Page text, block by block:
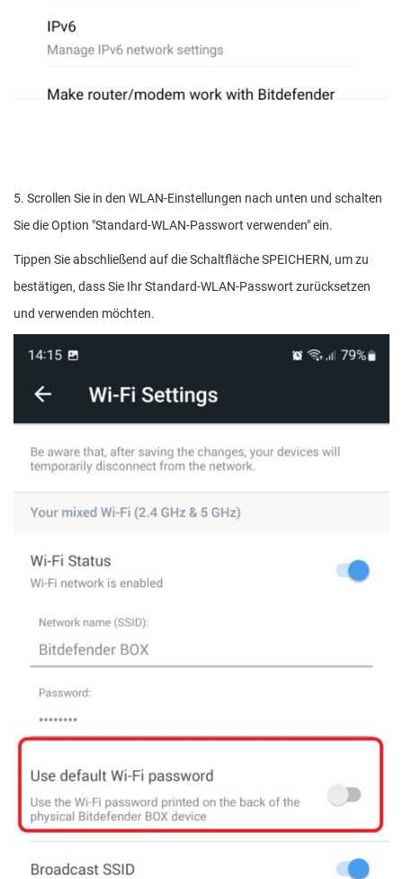
5. Scrollen Sie in den WLAN-Einstellungen nach unten und schalten
Sie die Option "Standard-WLAN-Passwort verwenden" ein.
Tippen Sie abschließend auf die Schaltfläche SPEICHERN, um zu
bestätigen, dass Sie Ihr Standard-WLAN-Passwort zurücksetzen
und verwenden möchten.